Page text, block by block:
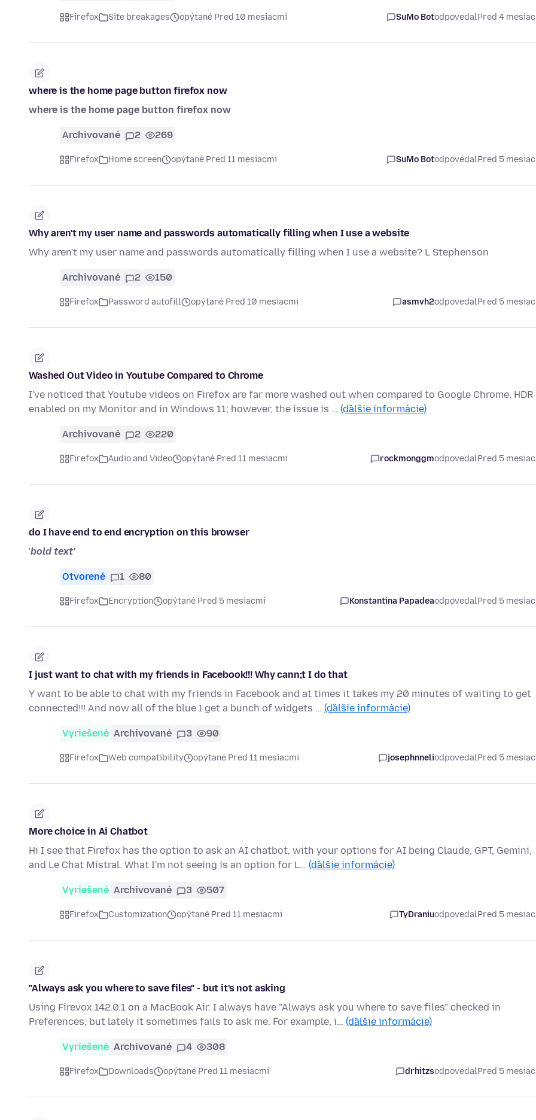
Firefox Site breakages opýtané Pred 10 mesiacmi SuMo BotodpovedalPred 4
where is the home page button firefox now
where is the home page button firefox now
Archivované 2 269
Firefox Home screen opýtané Pred 11 mesiacmi SuMo BotodpovedalPred 5
Why aren't my user name and passwords automatically filling when I use a website
Why aren't my user name and passwords automatically filling when I use a website? L Stephenson
Archivované 2 150
Firefox Password autofill opýtané Pred 10 mesiacmi asmvh2odpovedalPred 5
Washed Out Video in Youtube Compared to Chrome
I've noticed that Youtube videos on Firefox are far more washed out when compared to Google Chrome. HDR
enabled on my Monitor and in Windows 11; however, the issue is … (ďalšie informácie)
Archivované 2 220
Firefox Audio and Video opýtané Pred 11 mesiacmi rockmonggmodpovedalPred 5
do I have end to end encryption on this browser
'bold text'
Otvorené 1 80
Firefox Encryption opýtané Pred 5 mesiacmi Konstantina PapadeaodpovedalPred 5
I just want to chat with my friends in Facebook!!! Why cann;t I do that
Y want to be able to chat with my friends in Facebook and at times it takes my 20 minutes of waiting to get
connected!!! And now all of the blue I get a bunch of widgets … (ďalšie informácie)
Vyriešené Archivované 3 90
Firefox Web compatibility opýtané Pred 11 mesiacmi josephnneliodpovedalPred 5
More choice in Ai Chatbot
Hi I see that Firefox has the option to ask an AI chatbot, with your options for AI being Claude, GPT, Gemini,
and Le Chat Mistral. What I'm not seeing is an option for L… (ďalšie informácie)
Vyriešené Archivované 3 507
Firefox Customization opýtané Pred 11 mesiacmi TyDraniuodpovedalPred 5
"Always ask you where to save files" - but it's not asking
Using Firevox 142.0.1 on a MacBook Air. I always have "Always ask you where to save files" checked in
Preferences, but lately it sometimes fails to ask me. For example, i… (ďalšie informácie)
Vyriešené Archivované 4 308
Firefox Downloads opýtané Pred 11 mesiacmi drhitzsodpovedalPred 5